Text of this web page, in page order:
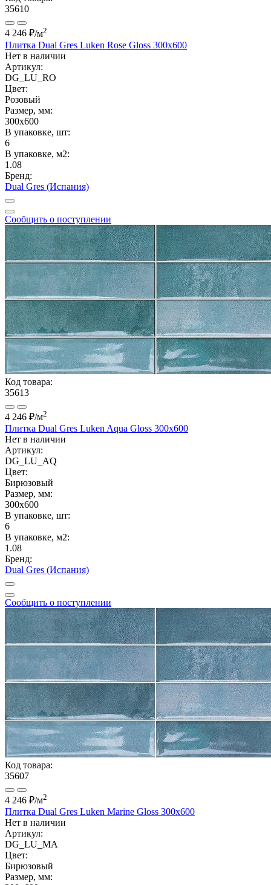
35610
4 246 ₽/м2
Плитка Dual Gres Luken Rose Gloss 300x600
Нет в наличии
Артикул:
DG_LU_RO
Цвет:
Розовый
Размер, мм:
300x600
В упаковке, шт:
6
В упаковке, м2:
1.08
Бренд:
Dual Gres (Испания)
Сообщить о поступлении
Код товара:
35613
4 246 ₽/м2
Плитка Dual Gres Luken Aqua Gloss 300x600
Нет в наличии
Артикул:
DG_LU_AQ
Цвет:
Бирюзовый
Размер, мм:
300x600
В упаковке, шт:
6
В упаковке, м2:
1.08
Бренд:
Dual Gres (Испания)
Сообщить о поступлении
Код товара:
35607
4 246 ₽/м2
Плитка Dual Gres Luken Marine Gloss 300x600
Нет в наличии
Артикул:
DG_LU_MA
Цвет:
Бирюзовый
Размер, мм: